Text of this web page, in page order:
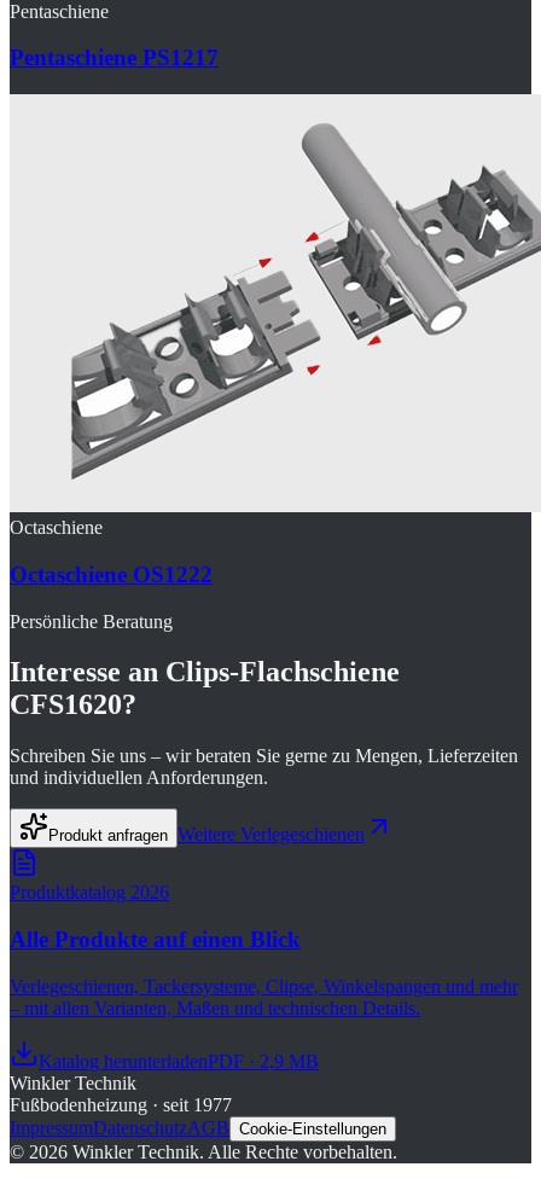
Pentaschiene
Pentaschiene PS1217
Octaschiene
Octaschiene OS1222
Persönliche Beratung
Interesse an Clips-Flachschiene
CFS1620?
Schreiben Sie uns – wir beraten Sie gerne zu Mengen, Lieferzeiten
und individuellen Anforderungen.
Produkt anfragen Weitere Verlegeschienen
Produktkatalog 2026
Alle Produkte auf einen Blick
Verlegeschienen, Tackersysteme, Clipse, Winkelspangen und mehr
– mit allen Varianten, Maßen und technischen Details.
Katalog herunterladenPDF · 2,9 MB
Winkler Technik
Fußbodenheizung · seit 1977
ImpressumDatenschutzAGB Cookie-Einstellungen
© 2026 Winkler Technik. Alle Rechte vorbehalten.